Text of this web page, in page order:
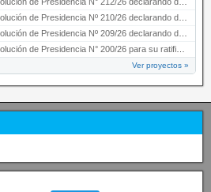
Presidencia Nº 210/26 declarando de interés provincial el proyec…
Presidencia Nº 209/26 declarando de interés provincial la presen…
de Presidencia N° 200/26 para su ratificación.
Ver proyectos »